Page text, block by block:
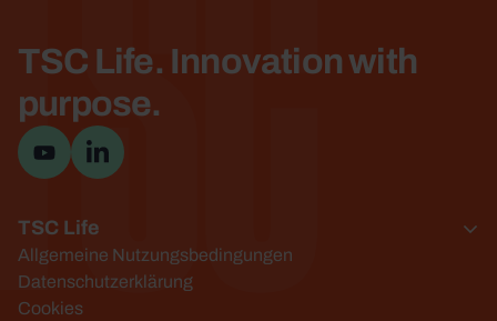
TSC Life. Innovation with
purpose.
YouTube-Kanal besuchen
Besuchen Sie die LinkedIn-Seite
TSC Life
Allgemeine Nutzungsbedingungen
Datenschutzerklärung
Cookies